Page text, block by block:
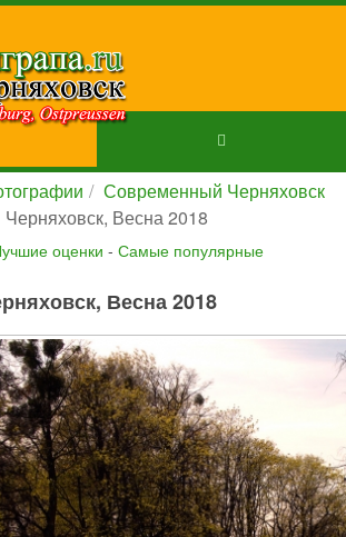
Современный Черняховск
Черняховск, Весна 2018
оценки - Самые популярные
Весна 2018